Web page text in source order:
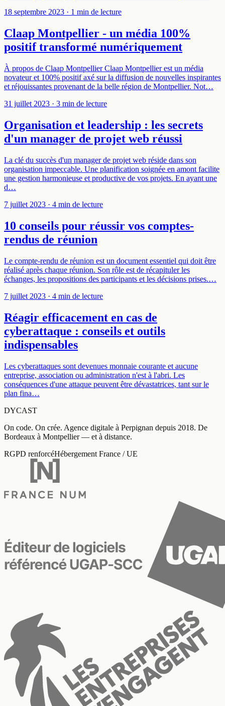
18 septembre 2023 · 1 min de lecture
Claap Montpellier - un média 100%
positif transformé numériquement
À propos de Claap Montpellier Claap Montpellier est un média
novateur et 100% positif axé sur la diffusion de nouvelles inspirantes
et réjouissantes provenant de la belle région de Montpellier. Not…
31 juillet 2023 · 3 min de lecture
Organisation et leadership : les secrets
d'un manager de projet web réussi
La clé du succès d'un manager de projet web réside dans son
organisation impeccable. Une planification soignée en amont facilite
une gestion harmonieuse et productive de vos projets. En ayant une
d…
7 juillet 2023 · 4 min de lecture
10 conseils pour réussir vos comptes-
rendus de réunion
Le compte-rendu de réunion est un document essentiel qui doit être
réalisé après chaque réunion. Son rôle est de récapituler les
échanges, les propositions des participants et les décisions prises.…
7 juillet 2023 · 4 min de lecture
Réagir efficacement en cas de
cyberattaque : conseils et outils
indispensables
Les cyberattaques sont devenues monnaie courante et aucune
entreprise, association ou administration n'est à l'abri. Les
conséquences d'une attaque peuvent être dévastatrices, tant sur le
plan fina…
DYCAST
On code. On crée. Agence digitale à Perpignan depuis 2018. De
Bordeaux à Montpellier — et à distance.
RGPD renforcéHébergement France / UE